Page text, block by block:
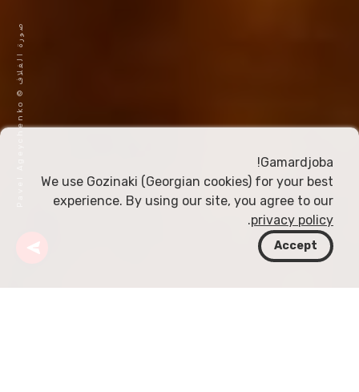
ص
و
ر
ة
ا
ل
غ
ل
ا
ف
©
P
a
v
e
l
A
g
e
y
c
h
e
n
k
o
Gamardjoba!
We use Gozinaki (Georgian cookies) for your best
experience. By using our site, you agree to our
privacy policy
.
Accept